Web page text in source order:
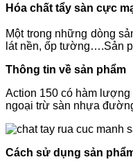
Hóa chất tẩy sàn cực
Một trong những dòng
lát nền, ốp tường….Sản
Thông tin về sản phẩm
Action 150 có hàm lượng
ngoại trừ sàn nhựa
Cách sử dụng sản